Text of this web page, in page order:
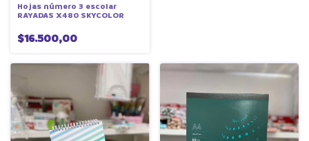
Hojas número 3 escolar
RAYADAS X480 SKYCOLOR
$16.500,00